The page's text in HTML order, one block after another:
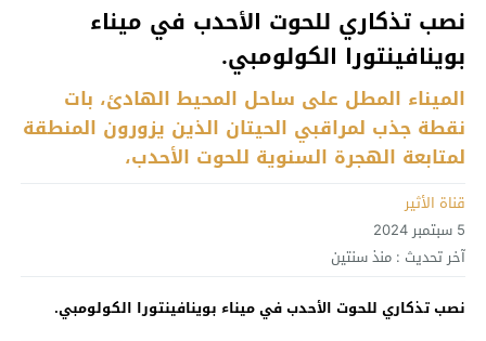
نصب تذكاري للحوت الأحدب في ميناء
بوينافينتورا الكولومبي.
الميناء المطل على ساحل المحيط الهادئ، بات
نقطة جذب لمراقبي الحيتان الذين يزورون المنطقة
لمتابعة الهجرة السنوية للحوت الأحدب،
قناة الأثير
5 سبتمبر 2024
آخر تحديث : منذ سنتين
نصب تذكاري للحوت الأحدب في ميناء بوينافينتورا الكولومبي.